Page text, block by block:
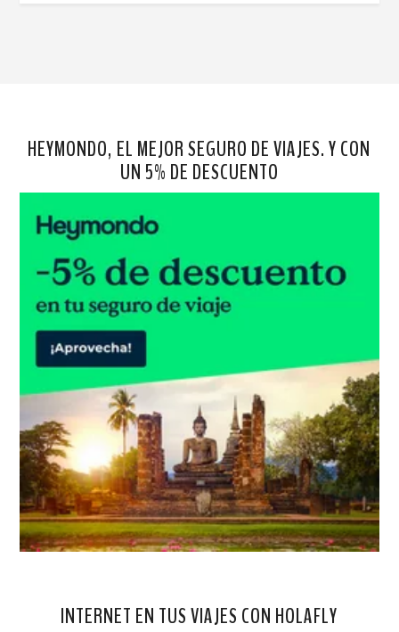
HEYMONDO, EL MEJOR SEGURO DE VIAJES. Y CON
UN 5% DE DESCUENTO
INTERNET EN TUS VIAJES CON HOLAFLY